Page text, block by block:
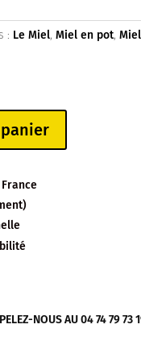
: Le Miel,Miel en pot,
NOUS AU 04 74 79 73